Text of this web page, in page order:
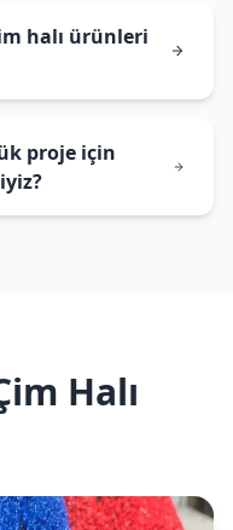
halı ürünleri
proje için
Halı